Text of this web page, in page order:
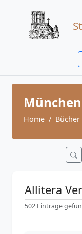
Home Bücher
Allitera
502 Einträge